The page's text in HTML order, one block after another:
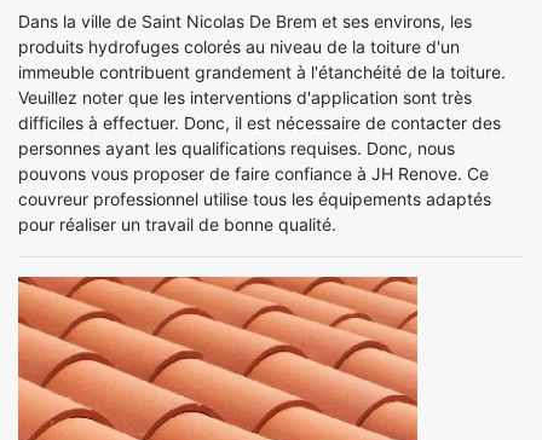
Dans la ville de Saint Nicolas De Brem et ses environs, les
produits hydrofuges colorés au niveau de la toiture d'un
immeuble contribuent grandement à l'étanchéité de la toiture.
Veuillez noter que les interventions d'application sont très
difficiles à effectuer. Donc, il est nécessaire de contacter des
personnes ayant les qualifications requises. Donc, nous
pouvons vous proposer de faire confiance à JH Renove. Ce
couvreur professionnel utilise tous les équipements adaptés
pour réaliser un travail de bonne qualité.